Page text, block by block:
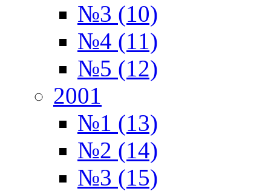
№3 (10)
№4 (11)
№5 (12)
2001
№1 (13)
№2 (14)
№3 (15)